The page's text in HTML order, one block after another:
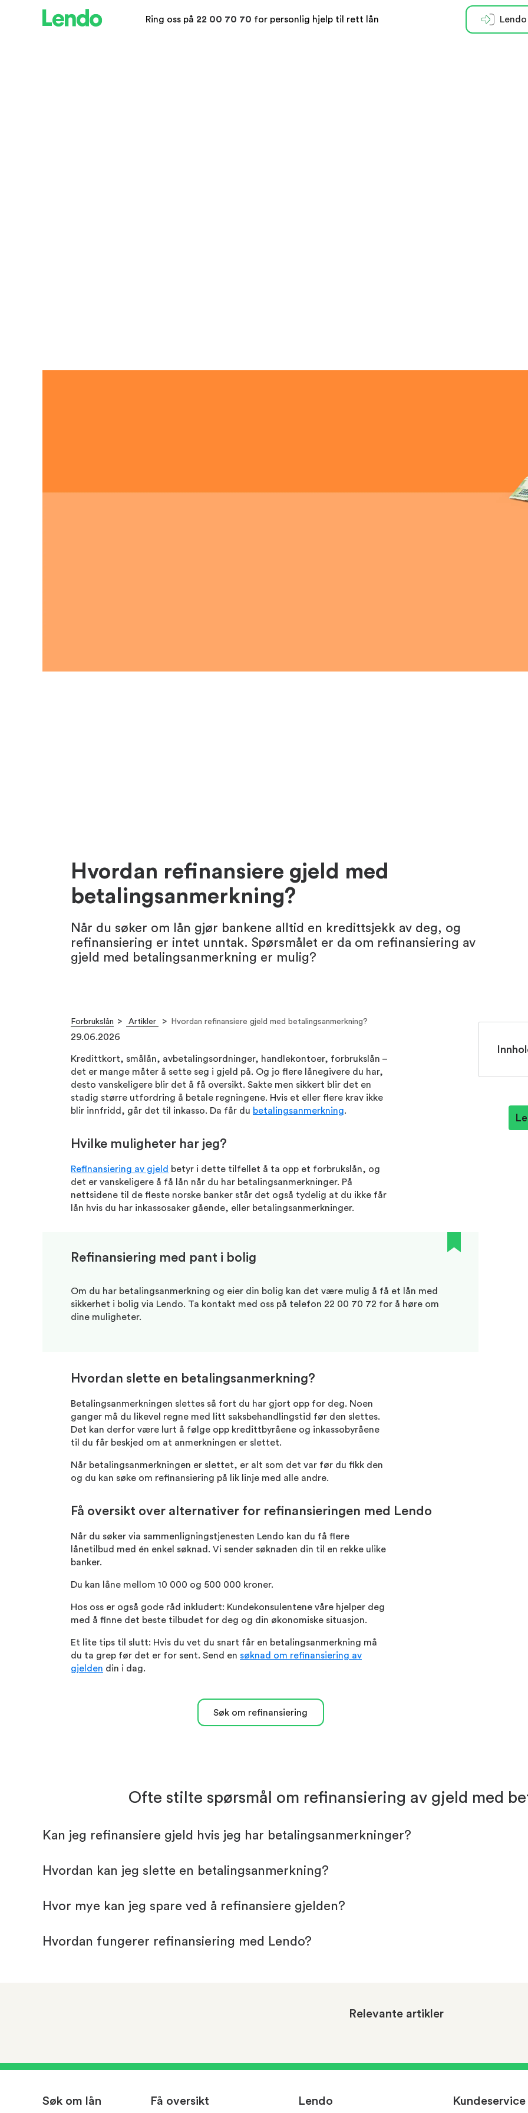
Ring oss på 22 00 70 70 for personlig hjelp til rett lån
Hvordan refinansiere gjeld med
betalingsanmerkning?
Når du søker om lån gjør bankene alltid en kredittsjekk av deg, og
refinansiering er intet unntak. Spørsmålet er da om refinansiering av
gjeld med betalingsanmerkning er mulig?
Forbrukslån Artikler Hvordan refinansiere gjeld med betalingsanmerkning?
29.06.2026
Kredittkort, smålån, avbetalingsordninger, handlekontoer, forbrukslån –
det er mange måter å sette seg i gjeld på. Og jo flere lånegivere du har,
desto vanskeligere blir det å få oversikt. Sakte men sikkert blir det en
stadig større utfordring å betale regningene. Hvis et eller flere krav ikke
blir innfridd, går det til inkasso. Da får du betalingsanmerkning.
Hvilke muligheter har jeg?
Refinansiering av gjeld betyr i dette tilfellet å ta opp et forbrukslån, og
det er vanskeligere å få lån når du har betalingsanmerkninger. På
nettsidene til de fleste norske banker står det også tydelig at du ikke får
lån hvis du har inkassosaker gående, eller betalingsanmerkninger.
Refinansiering med pant i bolig
Om du har betalingsanmerkning og eier din bolig kan det være mulig å få et lån med
sikkerhet i bolig via Lendo. Ta kontakt med oss på telefon 22 00 70 72 for å høre om
dine muligheter.
Hvordan slette en betalingsanmerkning?
Betalingsanmerkningen slettes så fort du har gjort opp for deg. Noen
ganger må du likevel regne med litt saksbehandlingstid før den slettes.
Det kan derfor være lurt å følge opp kredittbyråene og inkassobyråene
til du får beskjed om at anmerkningen er slettet.
Når betalingsanmerkningen er slettet, er alt som det var før du fikk den
og du kan søke om refinansiering på lik linje med alle andre.
Få oversikt over alternativer for refinansieringen med Lendo
Når du søker via sammenligningstjenesten Lendo kan du få flere
lånetilbud med én enkel søknad. Vi sender søknaden din til en rekke ulike
banker.
Du kan låne mellom 10 000 og 500 000 kroner.
Hos oss er også gode råd inkludert: Kundekonsulentene våre hjelper deg
med å finne det beste tilbudet for deg og din økonomiske situasjon.
Et lite tips til slutt: Hvis du vet du snart får en betalingsanmerkning må
du ta grep før det er for sent. Send en søknad om refinansiering av
gjelden din i dag.
Søk om refinansiering
Ofte stilte spørsmål om refinansiering av gjeld med
Kan jeg refinansiere gjeld hvis jeg har betalingsanmerkninger?
Hvordan kan jeg slette en betalingsanmerkning?
Hvor mye kan jeg spare ved å refinansiere gjelden?
Hvordan fungerer refinansiering med Lendo?
Relevante artikler
Søk om lån Få oversikt Lendo Kundeservice